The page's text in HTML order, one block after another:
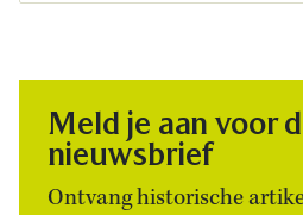
Meld je aan voor
nieuwsbrief
Ontvang historische